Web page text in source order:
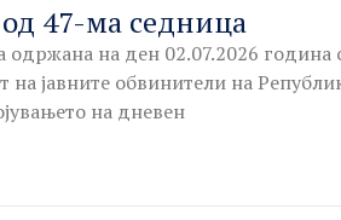
47-ма седница
одржана на ден 02.07.2026 година
на јавните обвинители на
на дневен